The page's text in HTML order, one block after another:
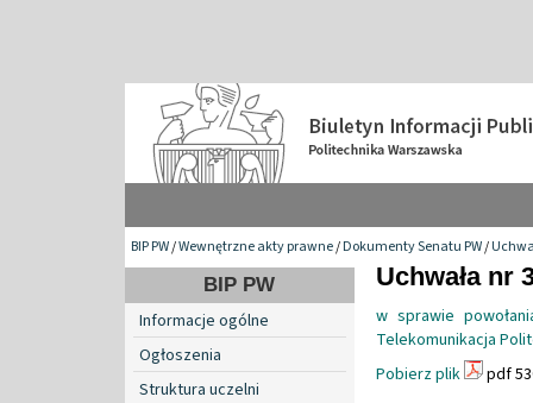
BIP PW/Wewnętrzne akty prawne/Dokumenty Senatu PW/
BIP PW
Informacje ogólne
Ogłoszenia
Struktura uczelni
Uchwała nr
w sprawie
Telekomunikacja
Pobierz plik
pdf